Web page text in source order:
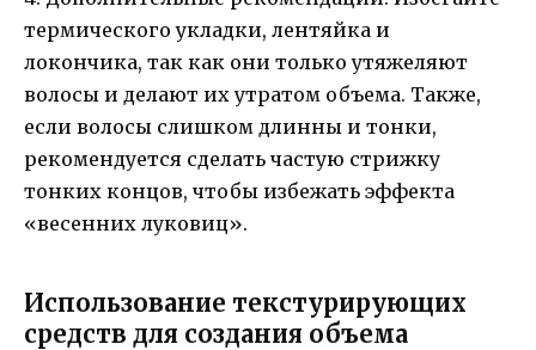
термического укладки, лентяйка и
локончика, так как они только утяжеляют
волосы и делают их утратом объема. Также,
если волосы слишком длинны и тонки,
рекомендуется сделать частую стрижку
тонких концов, чтобы избежать эффекта
«весенних луковиц».
Использование текстурирующих
средств для создания объема